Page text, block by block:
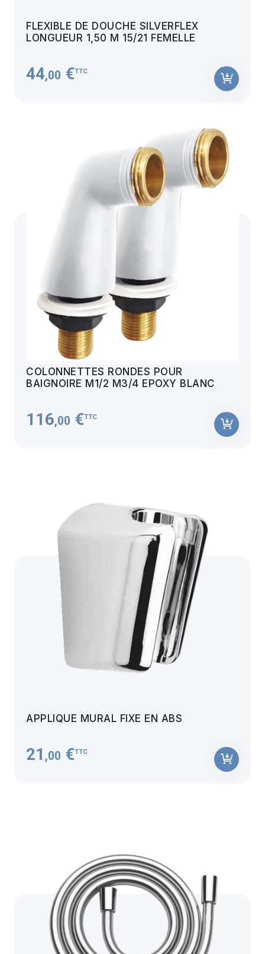
FLEXIBLE DE DOUCHE SILVERFLEX
LONGUEUR 1,50 M 15/21 FEMELLE
44,00 €TTC
COLONNETTES RONDES POUR
BAIGNOIRE M1/2 M3/4 EPOXY BLANC
116,00 €TTC
APPLIQUE MURAL FIXE EN ABS
21 ,00 €TTC